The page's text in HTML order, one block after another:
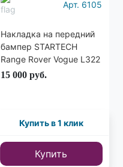
Арт. 6105
Накладка на передний
бампер STARTECH
Range Rover Vogue L322
2010-2013
15 000 руб.
Купить в 1 клик
Купить